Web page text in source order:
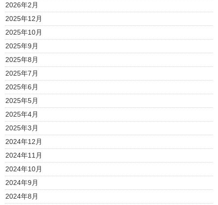
2026年2月
2025年12月
2025年10月
2025年9月
2025年8月
2025年7月
2025年6月
2025年5月
2025年4月
2025年3月
2024年12月
2024年11月
2024年10月
2024年9月
2024年8月